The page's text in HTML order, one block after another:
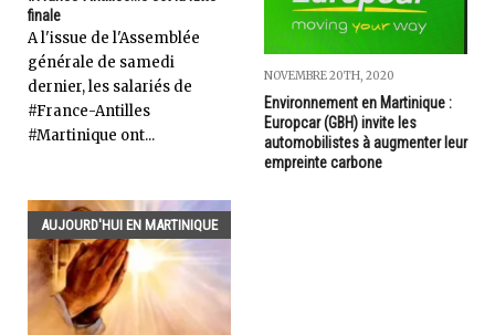
finale
A l'issue de l'Assemblée
générale de samedi
dernier, les salariés de
#France-Antilles
#Martinique ont...
NOVEMBRE 20TH, 2020
Environnement en Martinique :
Europcar (GBH) invite les
automobilistes à augmenter leur
empreinte carbone
AUJOURD'HUI EN MARTINIQUE